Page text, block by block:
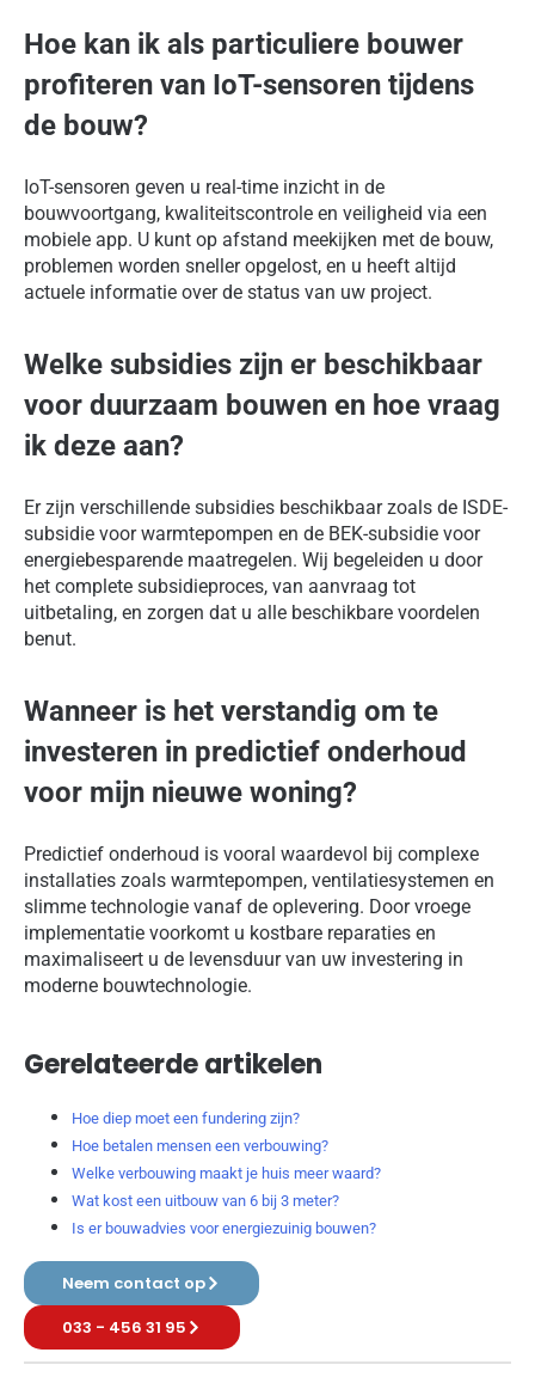
Hoe kan ik als particuliere bouwer
profiteren van IoT-sensoren tijdens
de bouw?
IoT-sensoren geven u real-time inzicht in de
bouwvoortgang, kwaliteitscontrole en veiligheid via een
mobiele app. U kunt op afstand meekijken met de bouw,
problemen worden sneller opgelost, en u heeft altijd
actuele informatie over de status van uw project.
Welke subsidies zijn er beschikbaar
voor duurzaam bouwen en hoe vraag
ik deze aan?
Er zijn verschillende subsidies beschikbaar zoals de ISDE-
subsidie voor warmtepompen en de BEK-subsidie voor
energiebesparende maatregelen. Wij begeleiden u door
het complete subsidieproces, van aanvraag tot
uitbetaling, en zorgen dat u alle beschikbare voordelen
benut.
Wanneer is het verstandig om te
investeren in predictief onderhoud
voor mijn nieuwe woning?
Predictief onderhoud is vooral waardevol bij complexe
installaties zoals warmtepompen, ventilatiesystemen en
slimme technologie vanaf de oplevering. Door vroege
implementatie voorkomt u kostbare reparaties en
maximaliseert u de levensduur van uw investering in
moderne bouwtechnologie.
Gerelateerde artikelen
Hoe diep moet een fundering zijn?
Hoe betalen mensen een verbouwing?
Welke verbouwing maakt je huis meer waard?
Wat kost een uitbouw van 6 bij 3 meter?
Is er bouwadvies voor energiezuinig bouwen?
Neem contact op
033 - 456 31 95